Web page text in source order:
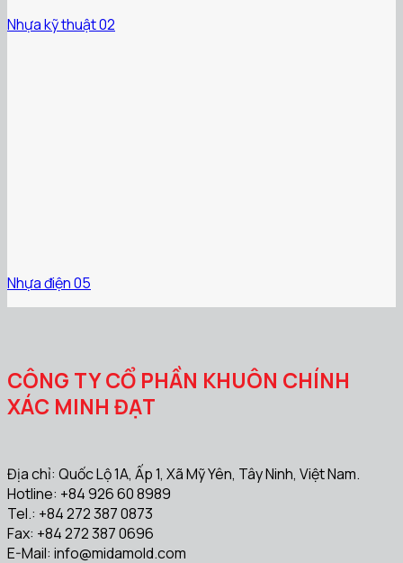
Nhựa kỹ thuật 02
Nhựa điện 05
CÔNG TY CỔ PHẦN KHUÔN CHÍNH
XÁC MINH ĐẠT
Địa chỉ: Quốc Lộ 1A, Ấp 1, Xã Mỹ Yên, Tây Ninh, Việt Nam.
Hotline: +84 926 60 8989
Tel.: +84 272 387 0873
Fax: +84 272 387 0696
E-Mail: info@midamold.com